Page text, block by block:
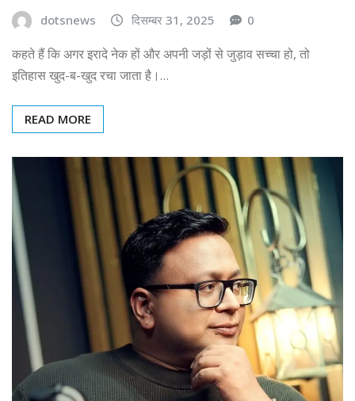
dotsnews दिसम्बर 31, 2025 0
कहते हैं कि अगर इरादे नेक हों और अपनी जड़ों से जुड़ाव सच्चा हो, तो
इतिहास खुद-ब-खुद रचा जाता है।…
READ MORE